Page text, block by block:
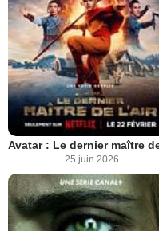
25 juin 2026